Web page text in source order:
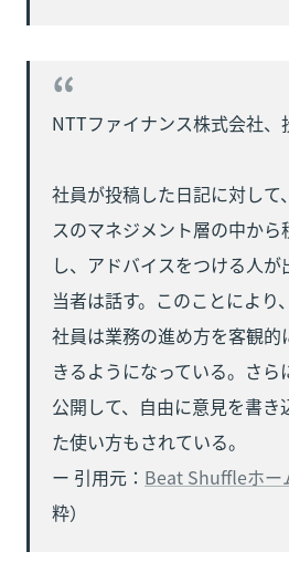
NTTファイナンス株式会社、
社員が投稿した日記に対して
スのマネジメント層の中か
し、アドバイスをつける人が
当者は話す。このことにより
社員は業務の進め方を客観的
きるようになっている。さら
公開して、自由に意見を書き
た使い方もされている。
ー 引用元： Beat Shuffleホー
粋）